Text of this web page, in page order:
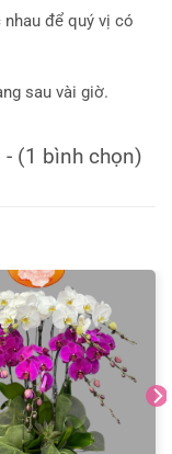
nhau để quý vị có
sau vài giờ.
(1 bình chọn)